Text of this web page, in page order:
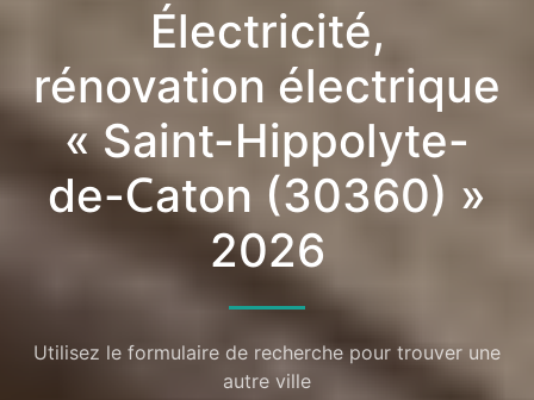
Électricité,
rénovation électrique
« Saint-Hippolyte-
de-Caton (30360) »
2026
Utilisez le formulaire de recherche pour trouver une
autre ville